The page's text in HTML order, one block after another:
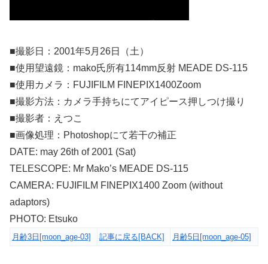
■撮影日：2001年5月26日（土）
■使用望遠鏡：mako氏所有114mm反射 MEADE DS-115
■使用カメラ：FUJIFILM FINEPIX1400Zoom
■撮影方法：カメラ手持ちにてアイピース押しつけ撮り
■撮影者：えつこ
■画像処理：Photoshopにて若干の補正
DATE: may 26th of 2001 (Sat)
TELESCOPE: Mr Mako’s MEADE DS-115
CAMERA: FUJIFILM FINEPIX1400 Zoom (without
adaptors)
PHOTO: Etsuko
月齢3日[moon_age-03] 記事に戻る[BACK] 月齢5日[moon_age-05]